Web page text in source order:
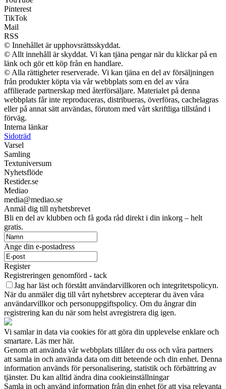
Pinterest
TikTok
Mail
RSS
© Innehållet är upphovsrättsskyddat.
© Allt innehåll är skyddat. Vi kan tjäna pengar när du klickar på en
länk och gör ett köp från en handlare.
© Alla rättigheter reserverade. Vi kan tjäna en del av försäljningen
från produkter köpta via vår webbplats som en del av våra
affilierade partnerskap med återförsäljare. Materialet på denna
webbplats får inte reproduceras, distribueras, överföras, cachelagras
eller på annat sätt användas, förutom med vårt skriftliga tillstånd i
förväg.
Interna länkar
Sidoträd
Varsel
Samling
Textuniversum
Nyhetsflöde
Restider.se
Mediao
media@mediao.se
Anmäl dig till nyhetsbrevet
Bli en del av klubben och få goda råd direkt i din inkorg – helt
gratis.
Ange din e-postadress
Register
Registreringen genomförd - tack
Jag har läst och förstått användarvillkoren och integritetspolicyn.
När du anmäler dig till vårt nyhetsbrev accepterar du även våra
användarvillkor och personuppgiftspolicy. Om du ångrar din
registrering kan du när som helst avregistrera dig igen.
Vi samlar in data via cookies för att göra din upplevelse enklare och
smartare. Läs mer här.
Genom att använda vår webbplats tillåter du oss och våra partners
att samla in och använda data om ditt beteende och din enhet. Denna
information används för personalisering, statistik och förbättring av
tjänster. Du kan alltid ändra dina cookieinställningar
Samla in och använd information från din enhet för att visa relevanta